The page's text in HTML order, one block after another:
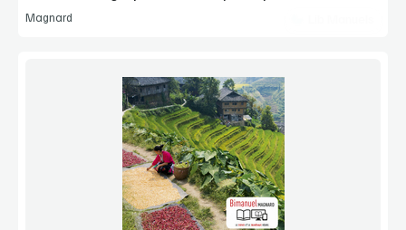
Magnard
Voir la démo
Manuel complet